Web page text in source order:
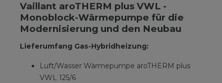
Vaillant aroTHERM plus VWL -
Monoblock-Wärmepumpe für die
Modernisierung und den Neubau
Lieferumfang Gas-Hybridheizung:
Luft/Wasser Wärmepumpe aroTHERM plus
VWL 125/6